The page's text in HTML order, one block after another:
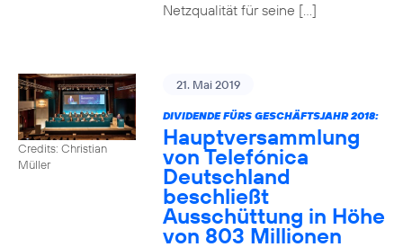
Netzqualität für seine […]
Credits: Christian
Müller
21. Mai 2019
DIVIDENDE FÜRS GESCHÄFTSJAHR 2018:
Hauptversammlung
von Telefónica
Deutschland
beschließt
Ausschüttung in Höhe
von 803 Millionen